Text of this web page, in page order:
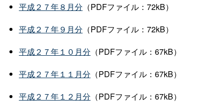
平成２７年８月分 （PDFファイル：72kB）
平成２７年９月分 （PDFファイル：72kB）
平成２７年１０月分 （PDFファイル：67kB）
平成２７年１１月分 （PDFファイル：67kB）
平成２７年１２月分 （PDFファイル：67kB）